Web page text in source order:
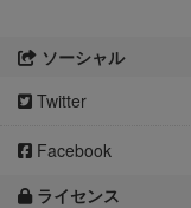
ソーシャル
Twitter
Facebook
ライセンス